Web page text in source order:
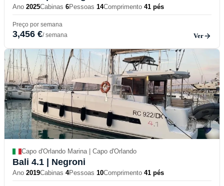
Ano 2025Cabinas 6Pessoas 14Comprimento 41 pés
Preço por semana
3,456 €/ semana Ver
Capo d'Orlando Marina | Capo d'Orlando
Bali 4.1 | Negroni
Ano 2019Cabinas 4Pessoas 10Comprimento 41 pés